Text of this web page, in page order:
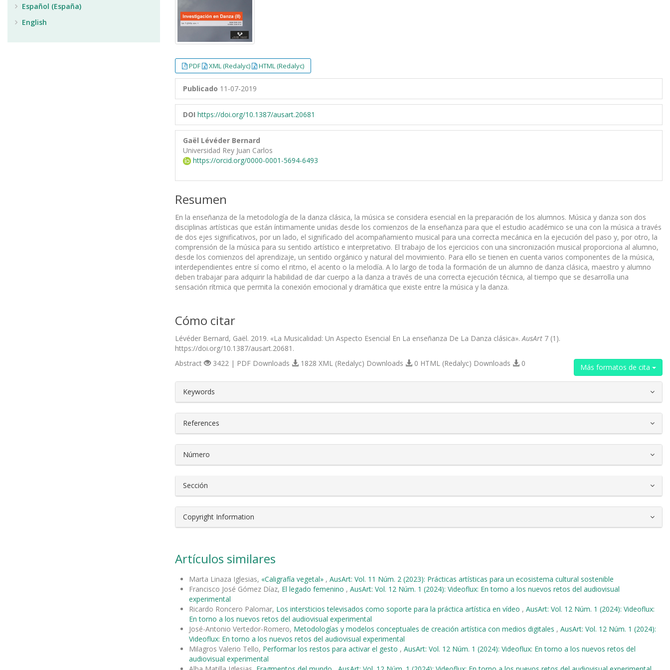
PDF XML (Redalyc) HTML (Redalyc)
Publicado 11-07-2019
DOI https://doi.org/10.1387/ausart.20681
Gaël Lévéder Bernard
Universidad Rey Juan Carlos
https://orcid.org/0000-0001-5694-6493
Resumen
En la enseñanza de la metodología de la danza clásica, la música se considera esencial en la preparación de los alumnos. Música y danza son dos
disciplinas artísticas que están íntimamente unidas desde los comienzos de la enseñanza para que el estudio académico se una con la música a través
de dos ejes significativos, por un lado, el significado del acompañamiento musical para una correcta mecánica en la ejecución del paso y, por otro, la
comprensión de la música para su sentido artístico e interpretativo. El trabajo de los ejercicios con una sincronización musical proporciona al alumno,
desde los comienzos del aprendizaje, un sentido orgánico y natural del movimiento. Para ello se tienen en cuenta varios componentes de la música,
interdependientes entre sí como el ritmo, el acento o la melodía. A lo largo de toda la formación de un alumno de danza clásica, maestro y alumno
deben trabajar para adquirir la habilidad de dar cuerpo a la danza a través de una correcta ejecución técnica, al tiempo que se desarrolla una
sensación rítmica que permita la conexión emocional y dramática que existe entre la música y la danza.
Cómo citar
Lévéder Bernard, Gaël. 2019. «La Musicalidad: Un Aspecto Esencial En La enseñanza De La Danza clásica». AusArt 7 (1).
https://doi.org/10.1387/ausart.20681.
Más formatos de cita
Abstract 3422 | PDF Downloads 1828 XML (Redalyc) Downloads 0 HTML (Redalyc) Downloads 0
##plugins.themes.bootstrap3.article.details##
Keywords
References
Número
Sección
Copyright Information
Artículos similares
Marta Linaza Iglesias, «Caligrafía vegetal» , AusArt: Vol. 11 Núm. 2 (2023): Prácticas artísticas para un ecosistema cultural sostenible
Francisco José Gómez Díaz, El legado femenino , AusArt: Vol. 12 Núm. 1 (2024): Videoflux: En torno a los nuevos retos del audiovisual
experimental
Ricardo Roncero Palomar, Los intersticios televisados como soporte para la práctica artística en vídeo , AusArt: Vol. 12 Núm. 1 (2024): Videoflux:
En torno a los nuevos retos del audiovisual experimental
José-Antonio Vertedor-Romero, Metodologías y modelos conceptuales de creación artística con medios digitales , AusArt: Vol. 12 Núm. 1 (2024):
Videoflux: En torno a los nuevos retos del audiovisual experimental
Milagros Valerio Tello, Performar los restos para activar el gesto , AusArt: Vol. 12 Núm. 1 (2024): Videoflux: En torno a los nuevos retos del
audiovisual experimental
Español (España)
English